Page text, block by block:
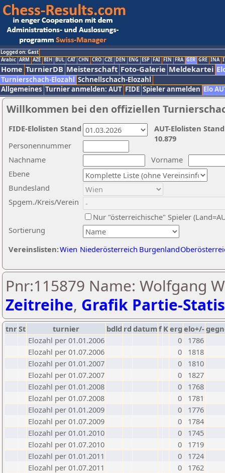
Logged on: Gast
Arabic ARM AZE BIH BUL CAT CHN CRO CZE DEN ENG ESP FAI FIN FRA GER GRE INA
Home TurnierDB Meisterschaft Foto-Galerie Meldekartei
Turnierschach-Elozahl Schnellschach-Elozahl
Allgemeines Turnier anmelden: AUT FIDE Spieler anmelden Elo
Willkommen bei den offiziellen
Nachname
Vorname
Ebene
Sortierung
Personennummer
Bundesland
Spgem./Kreis/Verein
Nur "österreichische" Spieler
Vereinslisten:Wien Niederösterreich Burgenland
AUT-Elolisten
10.879
FIDE-Elolisten Stand
Pnr:115879 Name: Wolfgang
Zeitreihe, Grafik Partie-
tnrSt turnier bdld rd datumf Kerg elo+/-
Elozahl per 01.01.2006
0
1786
Elozahl per 01.07.2006
0
1818
Elozahl per 01.01.2007
0
1810
Elozahl per 01.07.2007
0
1827
Elozahl per 01.01.2008
0
1768
Elozahl per 01.07.2008
0
1781
Elozahl per 01.01.2009
0
1776
Elozahl per 01.07.2009
0
1784
Elozahl per 01.01.2010
0
1745
Elozahl per 01.07.2010
0
1719
Elozahl per 01.01.2011
0
1724
Elozahl per 01.07.2011
0
1762